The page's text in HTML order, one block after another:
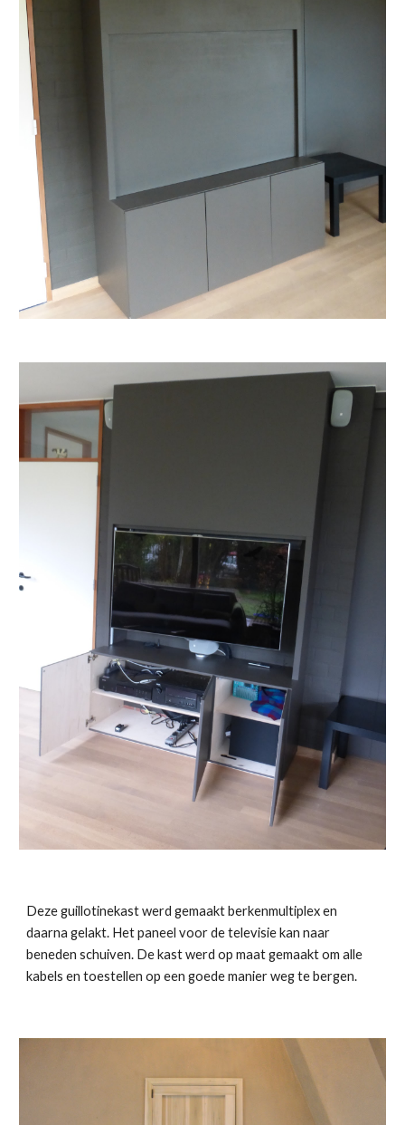
Deze guillotinekast werd gemaakt berkenmultiplex en
daarna gelakt. Het paneel voor de televisie kan naar
beneden schuiven. De kast werd op maat gemaakt om alle
kabels en toestellen op een goede manier weg te bergen.